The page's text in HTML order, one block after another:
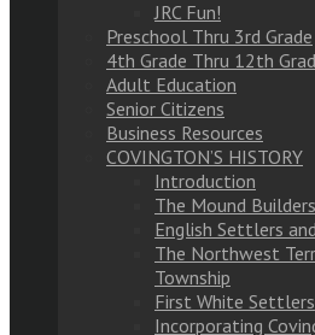
JRC Fun!
Preschool Thru 3rd Grade
4th Grade Thru 12th
Adult Education
Senior Citizens
Business Resources
COVINGTON’S HISTORY
Introduction
The Mound
English Settlers
The Northwest
Township
First White Settlers
Incorporating